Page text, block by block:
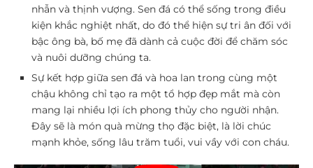
nhẫn và thịnh vượng. Sen đá có thể sống trong điều
kiện khắc nghiệt nhất, do đó thể hiện sự tri ân đối với
bậc ông bà, bố mẹ đã dành cả cuộc đời để chăm sóc
và nuôi dưỡng chúng ta.
Sự kết hợp giữa sen đá và hoa lan trong cùng một
chậu không chỉ tạo ra một tổ hợp đẹp mắt mà còn
mang lại nhiều lợi ích phong thủy cho người nhận.
Đây sẽ là món quà mừng thọ đặc biệt, là lời chúc
mạnh khỏe, sống lâu trăm tuổi, vui vầy với con cháu.